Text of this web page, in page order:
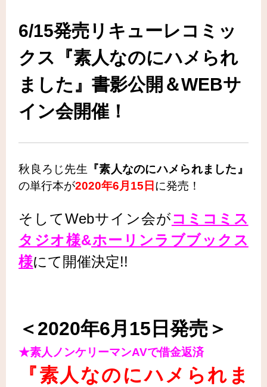
6/15発売リキューレコミッ
クス『素人なのにハメられ
ました』書影公開＆WEBサ
イン会開催！
秋良ろじ先生 『素人なのにハメられました』
の単行本が2020年6月15日 に発売！
そしてWebサイン会がコミコミス
タジオ様&ホーリンラブブックス
様にて開催決定!!
＜2020年6月15日発売＞
★素人ノンケリーマンAVで借金返済
『素人なのにハメられま